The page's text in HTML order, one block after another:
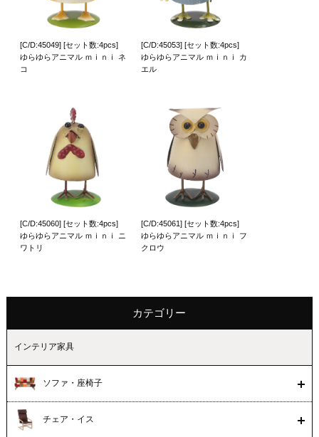
[C/D:45049] [セット数:4pcs]
ゆらゆらアニマル ｍｉｎｉ ネ
コ
[C/D:45053] [セット数:4pcs]
ゆらゆらアニマル ｍｉｎｉ カ
エル
[C/D:45060] [セット数:4pcs]
ゆらゆらアニマル ｍｉｎｉ ニ
ワトリ
[C/D:45061] [セット数:4pcs]
ゆらゆらアニマル ｍｉｎｉ フ
クロウ
カテゴリー
インテリア家具
ソファ・座椅子
チェア・イス